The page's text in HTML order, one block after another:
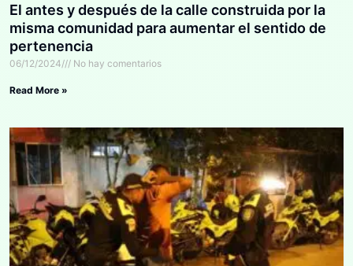
El antes y después de la calle construida por la
misma comunidad para aumentar el sentido de
pertenencia
06/12/2024 No hay comentarios
Read More »